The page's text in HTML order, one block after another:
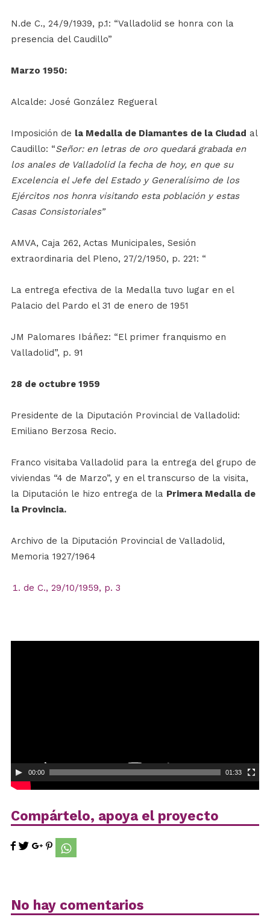
N.de C., 24/9/1939, p.1: “Valladolid se honra con la
presencia del Caudillo”
Marzo 1950:
Alcalde: José González Regueral
Imposición de la Medalla de Diamantes de la Ciudad al
Caudillo: “Señor: en letras de oro quedará grabada en
los anales de Valladolid la fecha de hoy, en que su
Excelencia el Jefe del Estado y Generalísimo de los
Ejércitos nos honra visitando esta población y estas
Casas Consistoriales”
AMVA, Caja 262, Actas Municipales, Sesión
extraordinaria del Pleno, 27/2/1950, p. 221: “
La entrega efectiva de la Medalla tuvo lugar en el
Palacio del Pardo el 31 de enero de 1951
JM Palomares Ibáñez: “El primer franquismo en
Valladolid”, p. 91
28 de octubre 1959
Presidente de la Diputación Provincial de Valladolid:
Emiliano Berzosa Recio.
Franco visitaba Valladolid para la entrega del grupo de
viviendas “4 de Marzo”, y en el transcurso de la visita,
la Diputación le hizo entrega de la Primera Medalla de
la Provincia.
Archivo de la Diputación Provincial de Valladolid,
Memoria 1927/1964
de C., 29/10/1959, p. 3
00:00 01:33
Compártelo, apoya el proyecto
No hay comentarios